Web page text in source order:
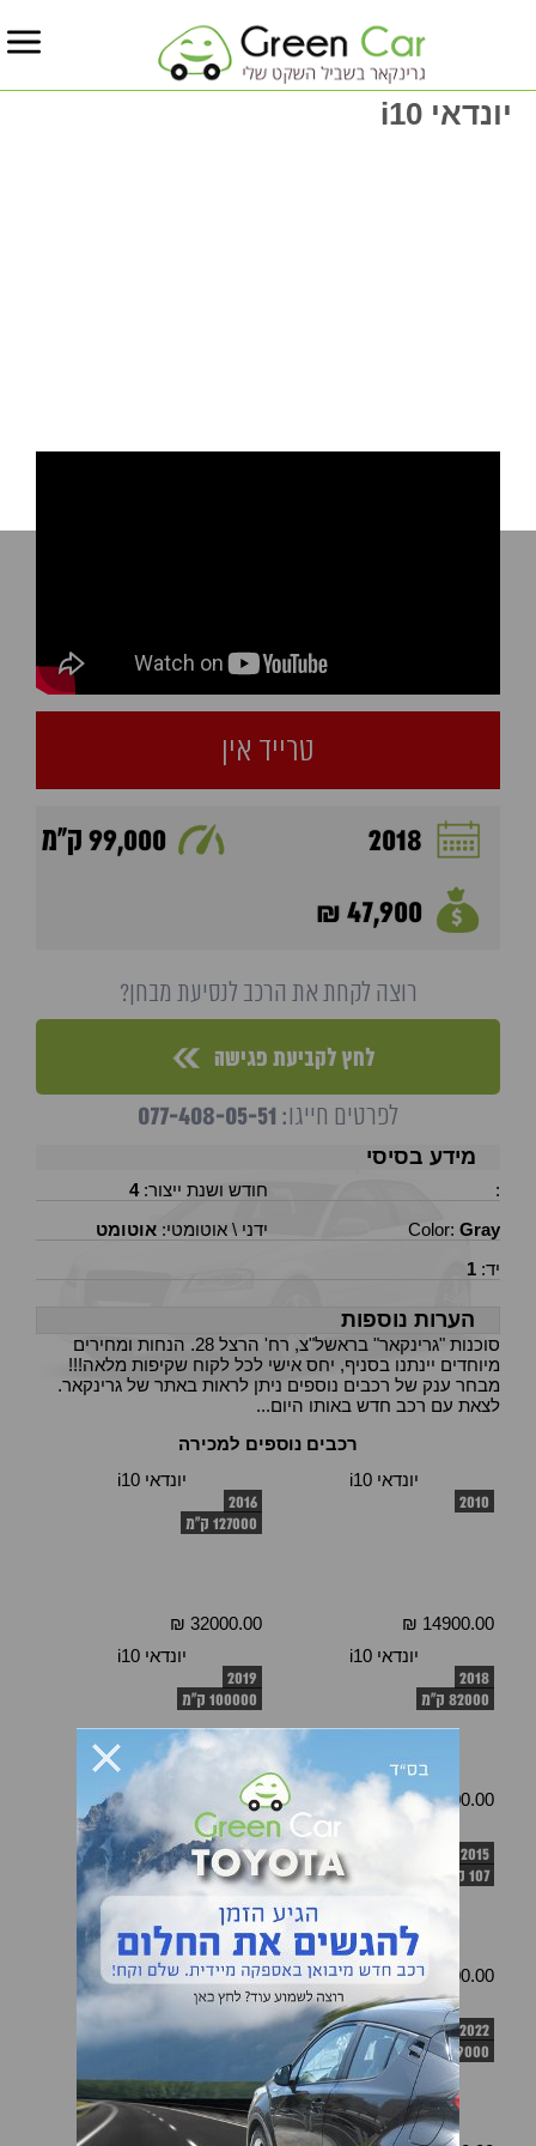
יונדאי i10
טרייד אין
2018
99,000 ק"מ
47,900 ₪
רוצה לקחת את הרכב לנסיעת מבחן?
לחץ לקביעת פגישה
לפרטים חייגו: 077-408-05-51
מידע בסיסי
: חודש ושנת ייצור: 4
Color: Gray ידני \ אוטומטי: אוטומט
יד: 1
הערות נוספות
סוכנות "גרינקאר" בראשל"צ, רח' הרצל 28. הנחות ומחירים
מיוחדים יינתנו בסניף, יחס אישי לכל לקוח שקיפות מלאה!!!
מבחר ענק של רכבים נוספים ניתן לראות באתר של גרינקאר.
לצאת עם רכב חדש באותו היום...
רכבים נוספים למכירה
יונדאי i10
2010
14900.00 ₪
יונדאי i10
2016
127000 ק"מ
32000.00 ₪
יונדאי i10
2018
82000 ק"מ
47900.00 ₪
יונדאי i10
2019
100000 ק"מ
54900.00 ₪
2015
107 ק"מ
25900.00 ₪
יונדאי i10
2009
138000 ק"מ
19900.00 ₪
יונדאי i10
2022
69000 ק"מ
2019